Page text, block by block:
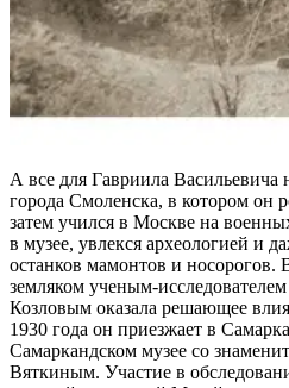
А все для Гавриила Васильевича
города Смоленска, в котором он
затем учился в Москве на
в музее, увлекся археологией и
останков мамонтов и носорогов.
земляком ученым-
Козловым оказала решающее
1930 года он приезжает в
Самаркандском музее со
Вяткиным. Участие в